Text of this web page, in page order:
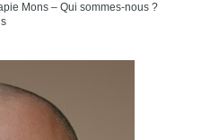
Mons – Qui sommes-nous ?